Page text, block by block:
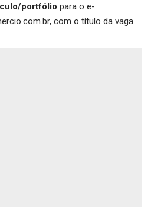
portfólio para o e-
com o título da vaga